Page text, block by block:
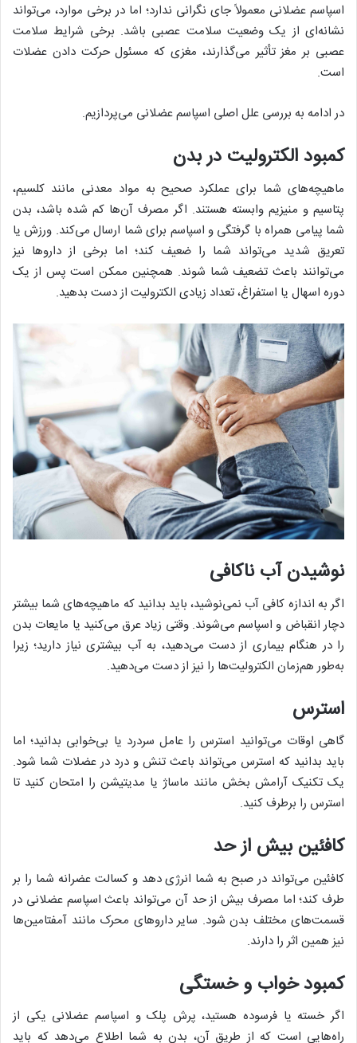
اسپاسم عضلانی معمولاً جای نگرانی ندارد؛ اما در برخی موارد، می‌تواند
نشانه‌ای از یک وضعیت سلامت عصبی باشد. برخی شرایط سلامت
عصبی بر مغز تأثیر می‌گذارند، مغزی که مسئول حرکت دادن عضلات
است.
در ادامه به بررسی علل اصلی اسپاسم عضلانی می‌پردازیم.
کمبود الکترولیت در بدن
ماهیچه‌های شما برای عملکرد صحیح به مواد معدنی مانند کلسیم،
پتاسیم و منیزیم وابسته هستند. اگر مصرف آن‌ها کم شده باشد، بدن
شما پیامی همراه با گرفتگی و اسپاسم برای شما ارسال می‌کند. ورزش یا
تعریق شدید می‌تواند شما را ضعیف کند؛ اما برخی از دارو‌ها نیز
می‌توانند باعث تضعیف شما شوند. همچنین ممکن است پس از یک
دوره اسهال یا استفراغ، تعداد زیادی الکترولیت از دست بدهید.
نوشیدن آب ناکافی
اگر به اندازه کافی آب نمی‌نوشید، باید بدانید که ماهیچه‌های شما بیشتر
دچار انقباض و اسپاسم می‌شوند. وقتی زیاد عرق می‌کنید یا مایعات بدن
را در هنگام بیماری از دست می‌دهید، به آب بیشتری نیاز دارید؛ زیرا
به‌طور هم‌زمان الکترولیت‌ها را نیز از دست می‌دهید.
استرس
گاهی اوقات می‌توانید استرس را عامل سردرد یا بی‌خوابی بدانید؛ اما
باید بدانید که استرس می‌تواند باعث تنش و درد در عضلات شما شود.
یک تکنیک آرامش بخش مانند ماساژ یا مدیتیشن را امتحان کنید تا
استرس را برطرف کنید.
کافئین بیش از حد
کافئین می‌تواند در صبح به شما انرژی دهد و کسالت عضرانه شما را بر
طرف کند؛ اما مصرف بیش از حد آن می‌تواند باعث اسپاسم عضلانی در
قسمت‌های مختلف بدن شود. سایر دارو‌های محرک مانند آمفتامین‌ها
نیز همین اثر را دارند.
کمبود خواب و خستگی
اگر خسته یا فرسوده هستید، پرش پلک و اسپاسم عضلانی یکی از
راه‌هایی است که از طریق آن، بدن به شما اطلاع می‌دهد که باید